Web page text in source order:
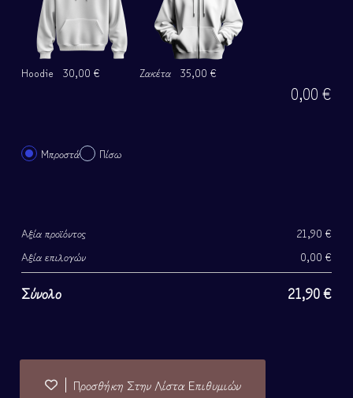
Hoodie 30,00 € Ζακέτα 35,00 €
0,00 €
Μπροστά Πίσω
Αξία προϊόντος 21,90 €
Αξία επιλογών
0,00 €
Σύνολο 21,90€
Προσθήκη Στην Λίστα Επιθυμιών